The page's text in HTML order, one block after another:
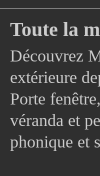
Toute la
Découvrez
extérieure
Porte
véranda et
phonique et